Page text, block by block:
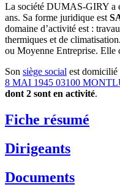
La société DUMAS-GIRY a
ans. Sa forme juridique est
domaine d’activité est :
thermiques et de climatisation.
ou Moyenne Entreprise. Elle
Son siège social est domicilié
8 MAI 1945 03100
dont 2 sont en activité.
Fiche résumé
Dirigeants
Documents